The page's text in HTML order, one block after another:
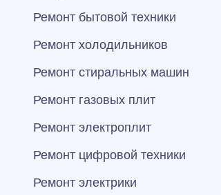
Ремонт бытовой техники
Ремонт холодильников
Ремонт стиральных машин
Ремонт газовых плит
Ремонт электроплит
Ремонт цифровой техники
Ремонт электрики